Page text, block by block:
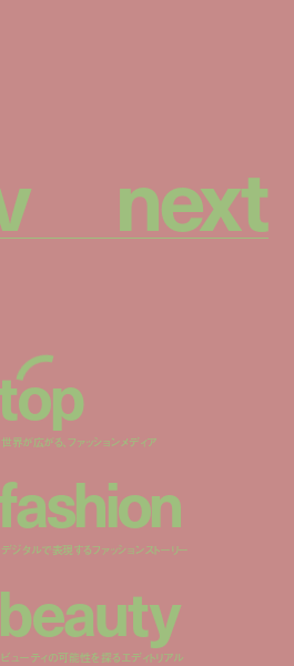
next
op
世界が広がる、ファッションメディア
ashion
デジタルで表現するファッションストーリー
beauty
ビューティの可能性を探るエディトリアル